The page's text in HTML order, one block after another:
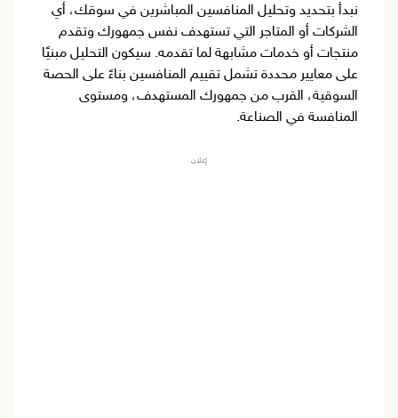
نبدأ بتحديد وتحليل المنافسين المباشرين في سوقك، أي
الشركات أو المتاجر التي تستهدف نفس جمهورك وتقدم
منتجات أو خدمات مشابهة لما تقدمه. سيكون التحليل مبنيًا
على معايير محددة تشمل تقييم المنافسين بناءً على الحصة
السوقية، القرب من جمهورك المستهدف، ومستوى
المنافسة في الصناعة.
إعلان